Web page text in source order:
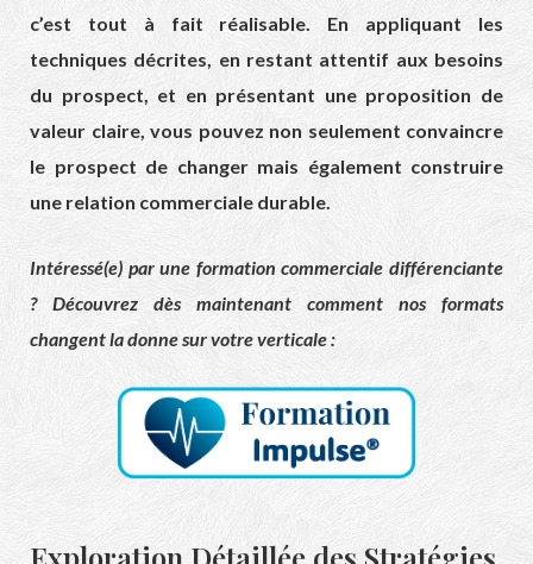
c’est tout à fait réalisable. En appliquant les
techniques décrites, en restant attentif aux besoins
du prospect, et en présentant une proposition de
valeur claire, vous pouvez non seulement convaincre
le prospect de changer mais également construire
une relation commerciale durable.
Intéressé(e) par une formation commerciale différenciante
? Découvrez dès maintenant comment nos formats
changent la donne sur votre verticale :